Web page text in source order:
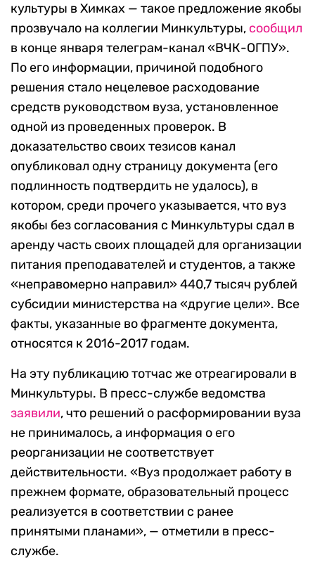
культуры в Химках — такое предложение якобы
прозвучало на коллегии Минкультуры, сообщил
в конце января телеграм-канал «ВЧК-ОГПУ».
По его информации, причиной подобного
решения стало нецелевое расходование
средств руководством вуза, установленное
одной из проведенных проверок. В
доказательство своих тезисов канал
опубликовал одну страницу документа (его
подлинность подтвердить не удалось), в
котором, среди прочего указывается, что вуз
якобы без согласования с Минкультуры сдал в
аренду часть своих площадей для организации
питания преподавателей и студентов, а также
«неправомерно направил» 440,7 тысяч рублей
субсидии министерства на «другие цели». Все
факты, указанные во фрагменте документа,
относятся к 2016-2017 годам.
На эту публикацию тотчас же отреагировали в
Минкультуры. В пресс-службе ведомства
заявили, что решений о расформировании вуза
не принималось, а информация о его
реорганизации не соответствует
действительности. «Вуз продолжает работу в
прежнем формате, образовательный процесс
реализуется в соответствии с ранее
принятыми планами», — отметили в пресс-
службе.